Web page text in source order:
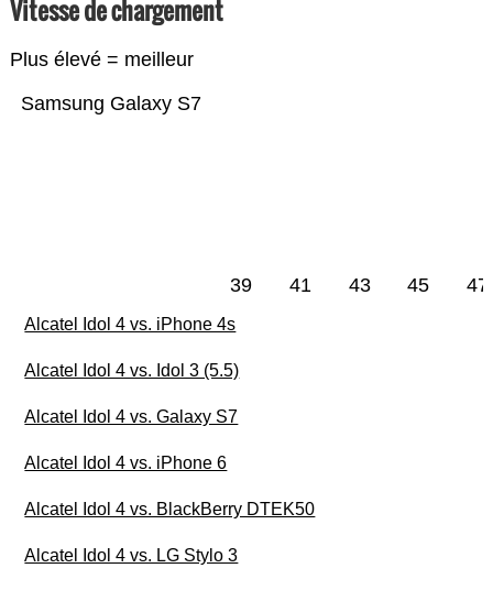
Vitesse de chargement
Plus élevé = meilleur
Samsung Galaxy S7
39 41 43 45 47
Alcatel Idol 4 vs. iPhone 4s
Alcatel Idol 4 vs. Idol 3 (5.5)
Alcatel Idol 4 vs. Galaxy S7
Alcatel Idol 4 vs. iPhone 6
Alcatel Idol 4 vs. BlackBerry DTEK50
Alcatel Idol 4 vs. LG Stylo 3